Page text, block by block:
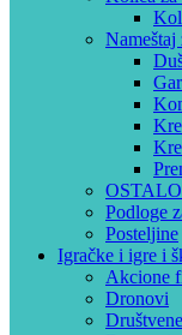
Nameštaj
OSTALO
Podloge
Posteljine
Igračke i igre i
Akcione
Dronovi